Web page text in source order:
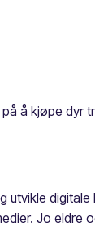
å kjøpe
Jo eldre